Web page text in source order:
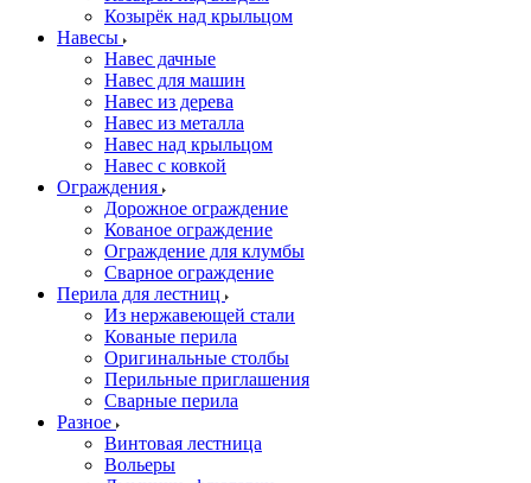
Козырёк над крыльцом
Навесы
Навес дачные
Навес для машин
Навес из дерева
Навес из металла
Навес над крыльцом
Навес с ковкой
Ограждения
Дорожное ограждение
Кованое ограждение
Ограждение для клумбы
Сварное ограждение
Перила для лестниц
Из нержавеющей стали
Кованые перила
Оригинальные столбы
Перильные приглашения
Сварные перила
Разное
Винтовая лестница
Вольеры